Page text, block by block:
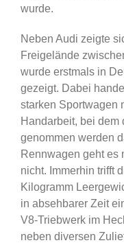
wurde.
Neben Audi zeigte
Freigelände
wurde erstmals in
gezeigt. Dabei
starken Sportwagen
Handarbeit, bei dem
genommen werden
Rennwagen geht es
nicht. Immerhin trifft
Kilogramm
in absehbarer Zeit
V8-Triebwerk im
neben diversen